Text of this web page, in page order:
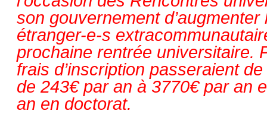
son gouvernement
étranger-e-s
prochaine rentrée universitaire.
frais d’inscription passeraient
de 243€ par an à 3770€ par an
an en doctorat.